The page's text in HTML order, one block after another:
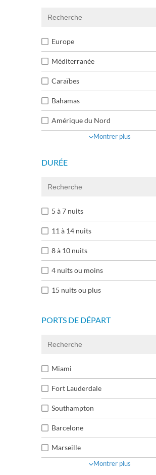
Europe
Méditerranée
Caraïbes
Bahamas
Amérique du Nord
Montrer plus
DURÉE
5 à 7 nuits
11 à 14 nuits
8 à 10 nuits
4 nuits ou moins
15 nuits ou plus
PORTS DE DÉPART
Miami
Fort Lauderdale
Southampton
Barcelone
Marseille
Montrer plus